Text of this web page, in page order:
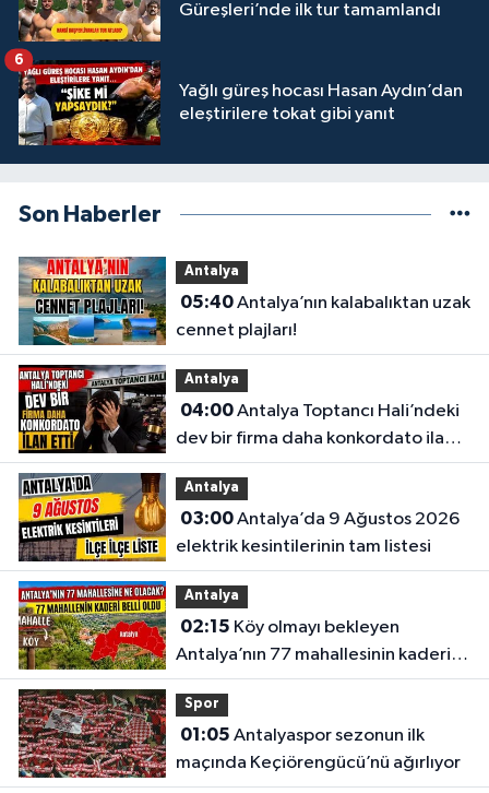
Güreşleri’nde ilk tur tamamlandı
Yağlı güreş hocası Hasan Aydın’dan
eleştirilere tokat gibi yanıt
6
Son Haberler
Antalya
05:40Antalya’nın kalabalıktan uzak
cennet plajları!
Antalya
04:00Antalya Toptancı Hali’ndeki
dev bir firma daha konkordato ilan
etti
Antalya
03:00Antalya’da 9 Ağustos 2026
elektrik kesintilerinin tam listesi
Antalya
02:15
Antalya’nın 77 mahallesinin kaderi
belli oldu
Spor
01:05
maçında Keçiörengücü’nü ağırlıyor